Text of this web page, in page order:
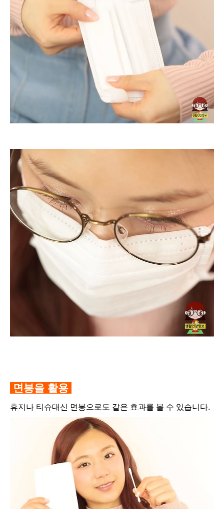
면봉을 활용
휴지나 티슈대신 면봉으로도 같은 효과를 볼 수 있습니다.